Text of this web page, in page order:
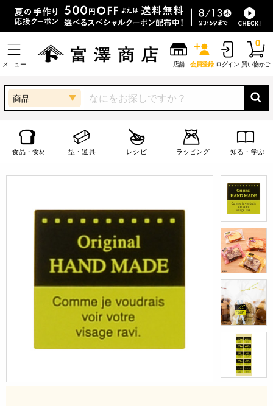
メニュー 店舗 会員登録 ログイン 買い物かご
0
商品
食品・食材 型・道具 レシピ ラッピング 知る・学ぶ